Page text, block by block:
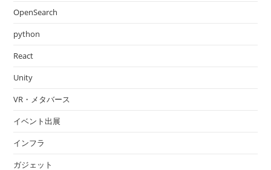
OpenSearch
python
React
Unity
VR・メタバース
イベント出展
インフラ
ガジェット